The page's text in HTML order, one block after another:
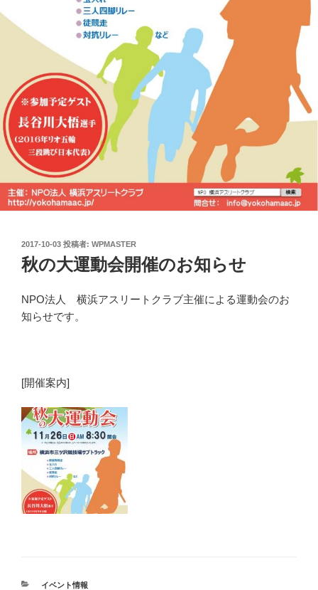
投
稿
日:
2017-10-03 投稿者: WPMASTER
秋の大運動会開催のお知らせ
NPO法人 横浜アスリートクラブ主催による運動会のお
知らせです。
[開催案内]
カ
イベント情報